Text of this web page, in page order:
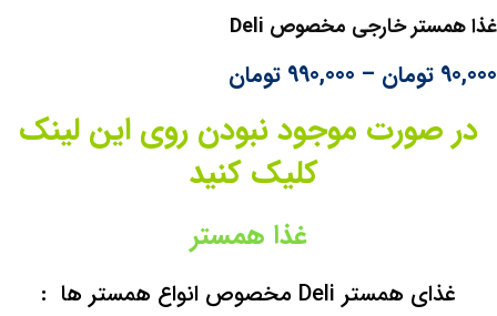
غذا همستر خارجی مخصوص Deli
90,000 تومان –
990,000 تومان
در صورت موجود نبودن روی این لینک
کلیک کنید
غذا همستر
غذای همستر Deli مخصوص انواع همستر ها :